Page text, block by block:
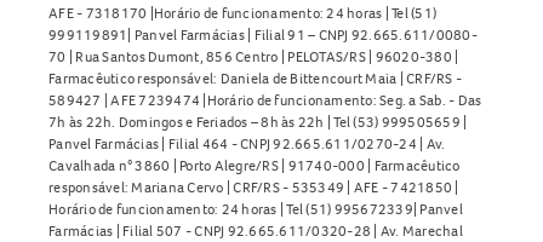
AFE - 7318170 |Horário de funcionamento: 24 horas | Tel (51)
999119891| Panvel Farmácias | Filial 91 – CNPJ 92.665.611/0080-
70 | Rua Santos Dumont, 856 Centro | PELOTAS/RS | 96020-380 |
Farmacêutico responsável: Daniela de Bittencourt Maia | CRF/RS -
589427 | AFE 7239474 |Horário de funcionamento: Seg. a Sab. - Das
7h às 22h. Domingos e Feriados – 8h às 22h | Tel (53) 999505659 |
Panvel Farmácias | Filial 464 - CNPJ 92.665.611/0270-24 | Av.
Cavalhada n° 3860 | Porto Alegre/RS | 91740-000 | Farmacêutico
responsável: Mariana Cervo | CRF/RS - 535349 | AFE - 7421850 |
Horário de funcionamento: 24 horas | Tel (51) 995672339| Panvel
Farmácias | Filial 507 - CNPJ 92.665.611/0320-28 | Av. Marechal